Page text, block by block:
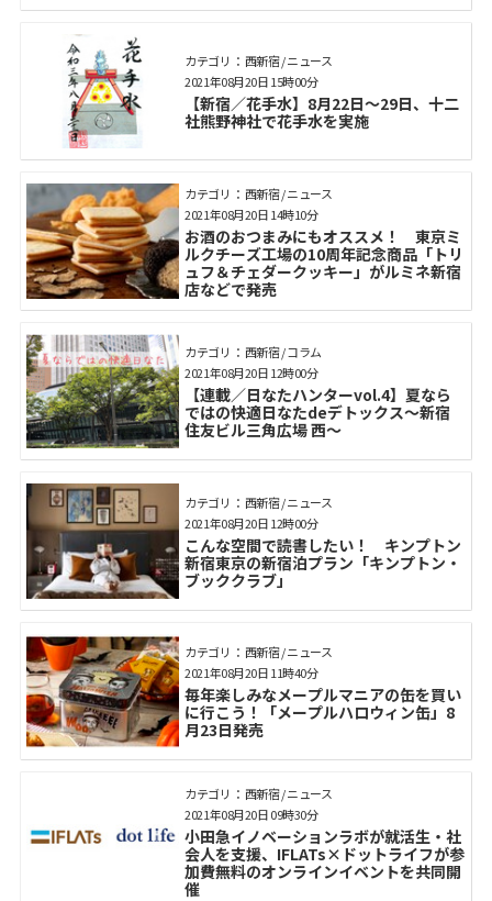
カテゴリ： 西新宿 / ニュース
【新宿／花手水】8月22日～29日、十二
社熊野神社で花手水を実施
2021年08月20日 15時00分
カテゴリ： 西新宿 / ニュース
お酒のおつまみにもオススメ！ 東京ミ
ルクチーズ工場の10周年記念商品「トリ
ュフ＆チェダークッキー」がルミネ新宿
店などで発売
2021年08月20日 14時10分
カテゴリ： 西新宿 / コラム
【連載／日なたハンターvol.4】夏なら
ではの快適日なたdeデトックス～新宿
住友ビル三角広場 西～
2021年08月20日 12時00分
カテゴリ： 西新宿 / ニュース
こんな空間で読書したい！ キンプトン
新宿東京の新宿泊プラン「キンプトン・
ブッククラブ」
2021年08月20日 12時00分
カテゴリ： 西新宿 / ニュース
毎年楽しみなメープルマニアの缶を買い
に行こう！「メープルハロウィン缶」8
月23日発売
2021年08月20日 11時40分
カテゴリ： 西新宿 / ニュース
小田急イノベーションラボが就活生・社
会人を支援、IFLATs×ドットライフが参
加費無料のオンラインイベントを共同開
催
2021年08月20日 09時30分